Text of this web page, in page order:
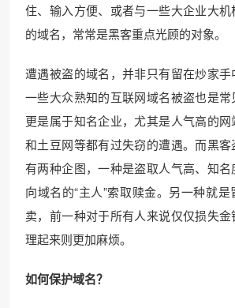
住、输入方便、或者与一些大企业大
的域名，常常是黑客重点光顾的对象。
遭遇被盗的域名，并非只有留在炒家手
一些大众熟知的互联网域名被盗也是
更是属于知名企业，尤其是人气高的
和土豆网等都有过失窃的遭遇。而黑
有两种企图，一种是盗取人气高、知名
向域名的“主人”索取赎金。另一种就
卖，前一种对于所有人来说仅仅损失
理起来则更加麻烦。
如何保护域名？